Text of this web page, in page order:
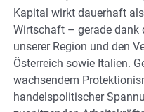
Kapital wirkt dauerhaft
Wirtschaft – gerade dank
unserer Region und den
Österreich sowie Italien.
wachsendem
handelspolitischer